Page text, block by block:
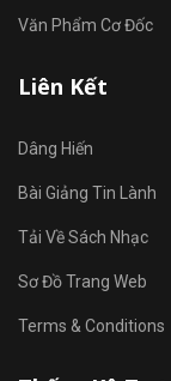
Văn Phẩm Cơ Đốc
Liên Kết
Dâng Hiến
Bài Giảng Tin Lành
Tải Về Sách Nhạc
Sơ Đồ Trang Web
Terms & Conditions